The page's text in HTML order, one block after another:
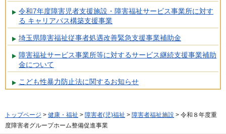
令和7年度障害児者支援施設・障害福祉サービス事業所に対す
る キャリアパス構築支援事業
埼玉県障害福祉従事者処遇改善緊急支援事業補助金
障害福祉サービス事業所等に対するサービス継続支援事業補助
金について
こども性暴力防止法に関するお知らせ
トップページ > 健康・福祉 > 障害者(児)福祉 > 障害者福祉施設 > 令和８年度重
度障害者グループホーム整備促進事業